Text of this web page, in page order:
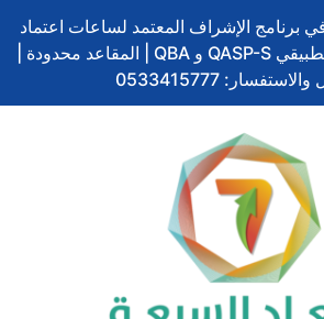
برنامج الإشراف المعتمد لساعات اعتماد
بورد تحليل السلوك التطبيقي QASP-S و QBA | المقاعد محدودة |
0533415777